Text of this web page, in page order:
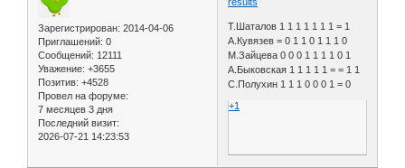
Зарегистрирован: 2014-04-06
Приглашений: 0
Сообщений: 12111
Уважение: +3655
Позитив: +4528
Провел на форуме:
7 месяцев 3 дня
Последний визит:
2026-07-21 14:23:53
Т.Шаталов 1 1 1 1 1 1 1 = 1
А.Кувязев = 0 1 1 0 1 1 1 0
М.Зайцева 0 0 0 1 1 1 1 0 1
А.Быковская 1 1 1 1 1 = = 1 1
С.Полухин 1 1 1 0 0 0 1 = 0
+1